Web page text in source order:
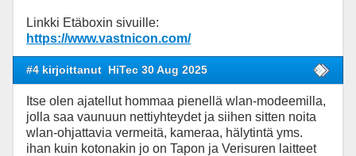
Linkki Etäboxin sivuille:
https://www.vastnicon.com/
#4 kirjoittanut HiTec 30 Aug 2025
Itse olen ajatellut hommaa pienellä wlan-modeemilla,
jolla saa vaunuun nettiyhteydet ja siihen sitten noita
wlan-ohjattavia vermeitä, kameraa, hälytintä yms.
ihan kuin kotonakin jo on Tapon ja Verisuren laitteet